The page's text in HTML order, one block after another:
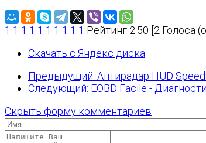
1 1 1 1 1 1 1 1 1 1 Рейтинг 2.50 [2 Голоса
Скачать с Яндекс диска
Предыдущий: Антирадар HUD
Следующий: EOBD Facile -
Скрыть форму комментариев